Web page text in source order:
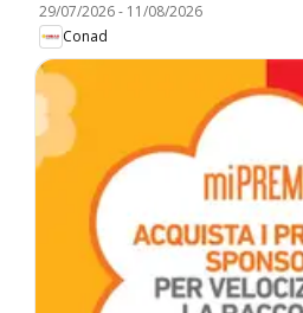
29/07/2026- 11/08/2026
Conad